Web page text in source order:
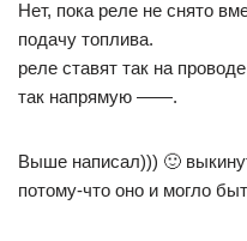
Нет, пока реле не снято
подачу топлива.
реле ставят так на
так напрямую ——.
Выше написал))) 🙂
потому-что оно и могло